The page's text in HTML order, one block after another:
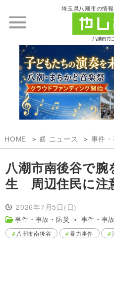
埼玉県八潮市の情
HOME 📰 ニュース 事件
八潮市南後谷で
生 周辺住民に注
2026年7月5日(日)
事件・事故・防災 ＞ 事件・事
八潮市南後谷 暴力事件